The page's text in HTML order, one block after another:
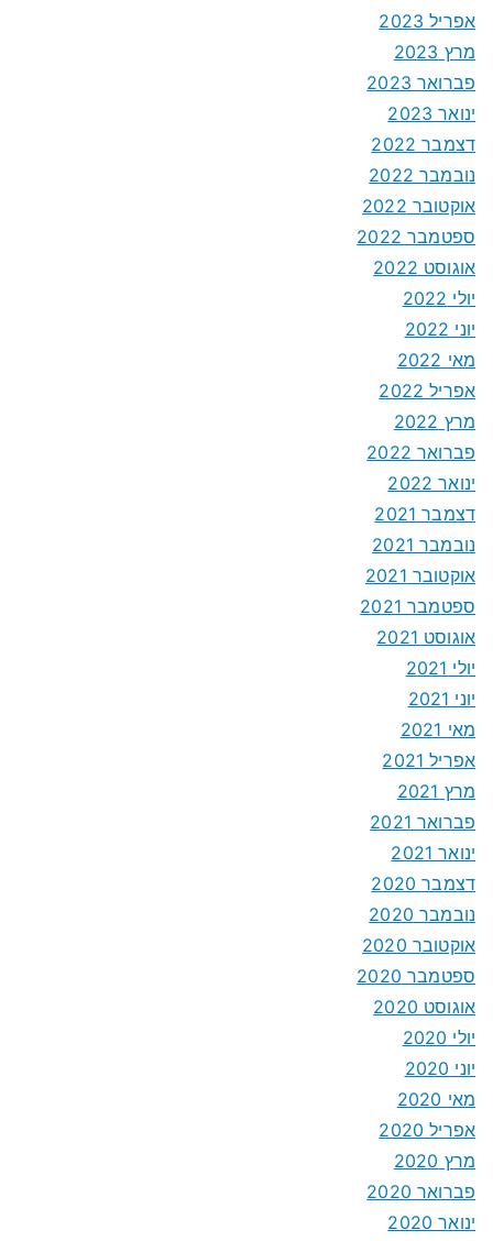
אפריל 2023
מרץ 2023
פברואר 2023
ינואר 2023
דצמבר 2022
נובמבר 2022
אוקטובר 2022
ספטמבר 2022
אוגוסט 2022
יולי 2022
יוני 2022
מאי 2022
אפריל 2022
מרץ 2022
פברואר 2022
ינואר 2022
דצמבר 2021
נובמבר 2021
אוקטובר 2021
ספטמבר 2021
אוגוסט 2021
יולי 2021
יוני 2021
מאי 2021
אפריל 2021
מרץ 2021
פברואר 2021
ינואר 2021
דצמבר 2020
נובמבר 2020
אוקטובר 2020
ספטמבר 2020
אוגוסט 2020
יולי 2020
יוני 2020
מאי 2020
אפריל 2020
מרץ 2020
פברואר 2020
ינואר 2020